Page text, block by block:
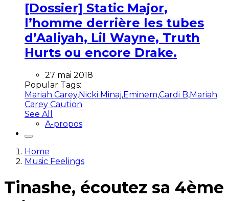
[Dossier] Static Major,
l’homme derrière les tubes
d’Aaliyah, Lil Wayne, Truth
Hurts ou encore Drake.
27 mai 2018
Popular Tags:
Mariah Carey,Nicki Minaj,Eminem,Cardi B,Mariah
Carey Caution
See All
A-propos
Home
Music Feelings
Tinashe, écoutez sa 4ème